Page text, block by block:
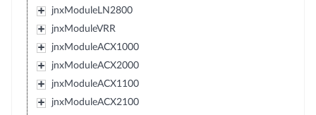
jnxModuleLN2800
jnxModuleVRR
jnxModuleACX1000
jnxModuleACX2000
jnxModuleACX1100
jnxModuleACX2100